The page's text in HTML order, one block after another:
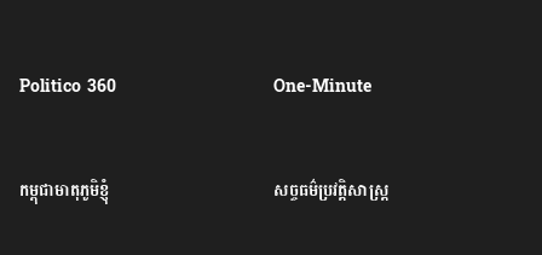
Politico 360 One-Minute
កម្ពុជាមាតុភូមិខ្ញុំ សច្ចធម៌ប្រវត្តិសាស្ត្រ